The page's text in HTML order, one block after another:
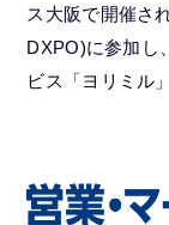
ス大阪で開催さ
DXPO)に参加し
ビス「ヨリミル